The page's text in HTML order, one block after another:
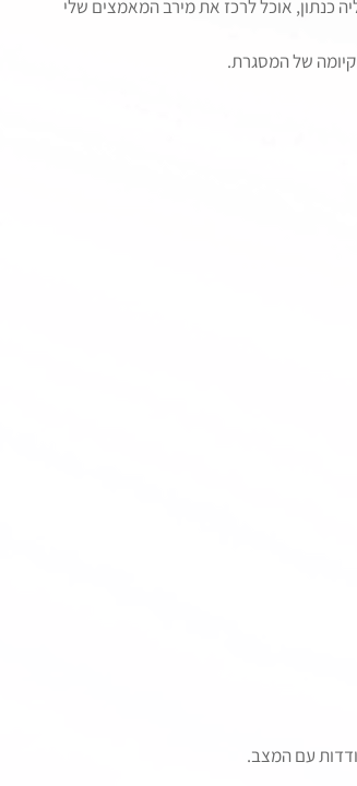
כנתון, אוכל לרכז את מירב המאמצים שלי
של המסגרת.
עם המצב.